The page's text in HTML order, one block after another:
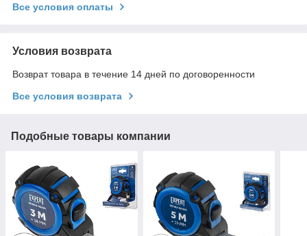
Все условия оплаты
Условия возврата
Возврат товара в течение 14 дней по договоренности
Все условия возврата
Подобные товары компании